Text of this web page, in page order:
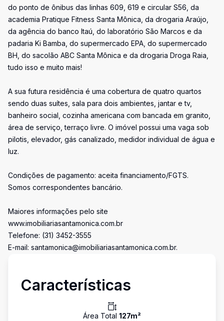
do ponto de ônibus das linhas 609, 619 e circular S56, da
academia Pratique Fitness Santa Mônica, da drogaria Araújo,
da agência do banco Itaú, do laboratório São Marcos e da
padaria Ki Bamba, do supermercado EPA, do supermercado
BH, do sacolão ABC Santa Mônica e da drogaria Droga Raia,
tudo isso e muito mais!
A sua futura residência é uma cobertura de quatro quartos
sendo duas suítes, sala para dois ambientes, jantar e tv,
banheiro social, cozinha americana com bancada em granito,
área de serviço, terraço livre. O imóvel possui uma vaga sob
pilotis, elevador, gás canalizado, medidor individual de água e
luz.
Condições de pagamento: aceita financiamento/FGTS.
Somos correspondentes bancário.
Maiores informações pelo site
www.imobiliariasantamonica.com.br
Telefone: (31) 3452-3555
E-mail: santamonica@imobiliariasantamonica.com.br.
Características
Área Total 127m²